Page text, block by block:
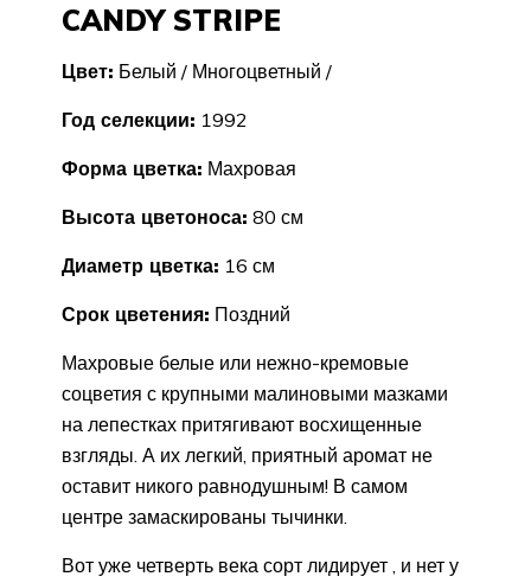
CANDY STRIPE
Цвет: Белый / Многоцветный /
Год селекции: 1992
Форма цветка: Махровая
Высота цветоноса: 80 см
Диаметр цветка: 16 см
Срок цветения: Поздний
Махровые белые или нежно-кремовые
соцветия с крупными малиновыми мазками
на лепестках притягивают восхищенные
взгляды. А их легкий, приятный аромат не
оставит никого равнодушным! В самом
центре замаскированы тычинки.
Вот уже четверть века сорт лидирует , и нет у